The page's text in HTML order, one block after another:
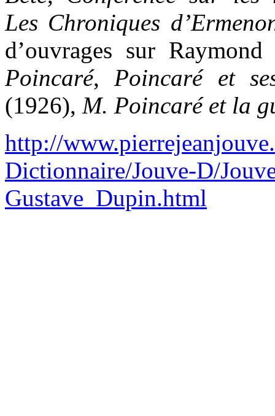
Les Chroniques
d’ouvrages sur
Poincaré, Poincaré et
(1926), M. Poincaré et la
http://
Dictionnaire/Jouve-D/
Gustave_Dupin.html